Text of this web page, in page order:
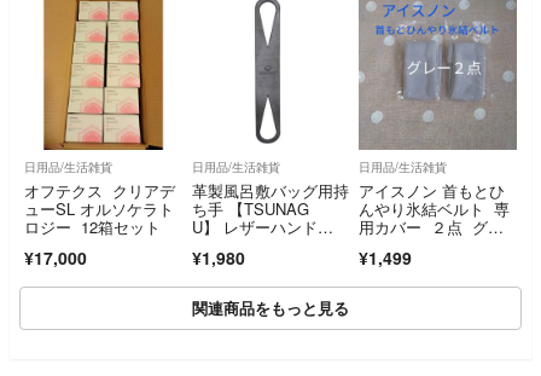
日用品/生活雑貨
オフテクス クリアデ
ューSL オルソケラト
ロジー 12箱セット
¥17,000
日用品/生活雑貨
革製風呂敷バッグ用持
ち手 【TSUNAG
U】 レザーハンド
¥1,980
日用品/生活雑貨
アイスノン 首もとひ
んやり氷結ベルト 専
用カバー ２点 グレ
¥1,499
関連商品をもっと見る